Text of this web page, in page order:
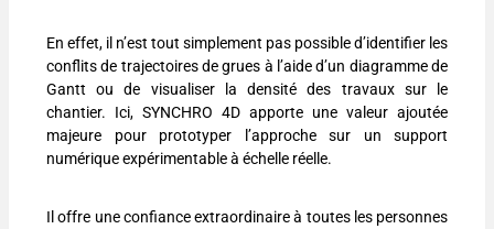
En effet, il n’est tout simplement pas possible d’identifier les
conflits de trajectoires de grues à l’aide d’un diagramme de
Gantt ou de visualiser la densité des travaux sur le
chantier. Ici, SYNCHRO 4D apporte une valeur ajoutée
majeure pour prototyper l’approche sur un support
numérique expérimentable à échelle réelle.
Il offre une confiance extraordinaire à toutes les personnes